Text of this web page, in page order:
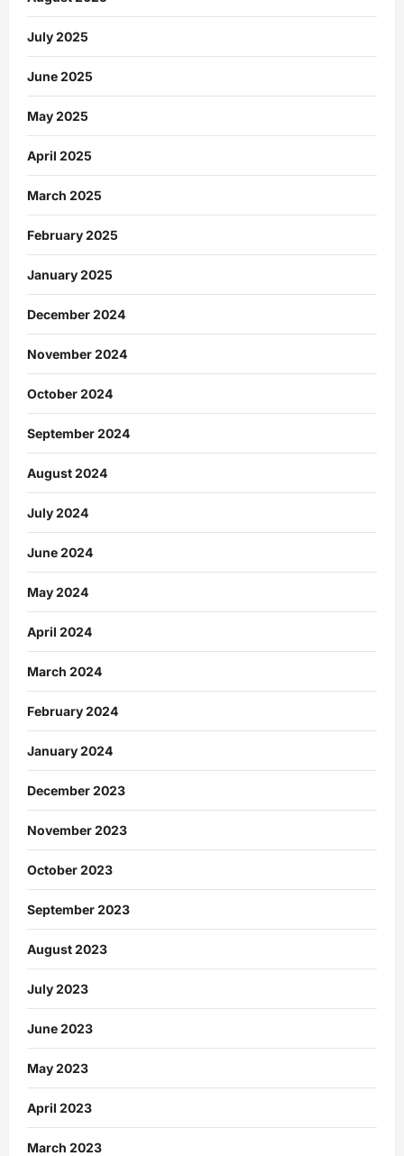
July 2025
June 2025
May 2025
April 2025
March 2025
February 2025
January 2025
December 2024
November 2024
October 2024
September 2024
August 2024
July 2024
June 2024
May 2024
April 2024
March 2024
February 2024
January 2024
December 2023
November 2023
October 2023
September 2023
August 2023
July 2023
June 2023
May 2023
April 2023
March 2023